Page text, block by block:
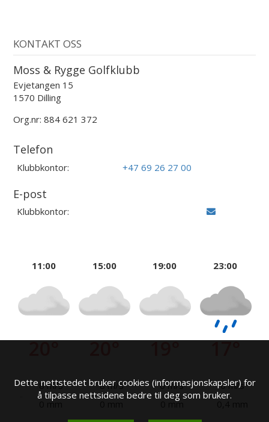
KONTAKT OSS
Moss & Rygge Golfklubb
Evjetangen 15
1570 Dilling
Org.nr: 884 621 372
Telefon
Klubbkontor: +47 69 26 27 00
E-post
Klubbkontor:
11:00
20°
8 m/s
0 mm
15:00
20°
8 m/s
19:00
19°
6 m/s
0 mm
23:00
17°
6 m/s
Dette nettstedet bruker cookies (informasjonskapsler) for
å tilpasse nettsidene bedre til deg som bruker.